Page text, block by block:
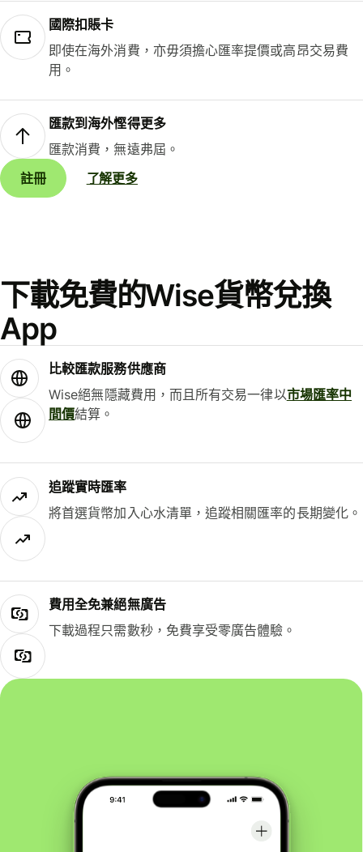
國際扣賬卡
即使在海外消費，亦毋須擔心匯率提價或高昂交易費
用。
匯款到海外慳得更多
匯款消費，無遠弗屆。
註冊
了解更多
下載免費的Wise貨幣兌換
App
比較匯款服務供應商
Wise絕無隱藏費用，而且所有交易一律以市場匯率中
間價結算。
追蹤實時匯率
將首選貨幣加入心水清單，追蹤相關匯率的長期變化。
費用全免兼絕無廣告
下載過程只需數秒，免費享受零廣告體驗。